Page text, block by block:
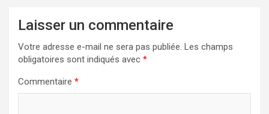
Laisser un commentaire
Votre adresse e-mail ne sera pas publiée. Les champs
obligatoires sont indiqués avec *
Commentaire *